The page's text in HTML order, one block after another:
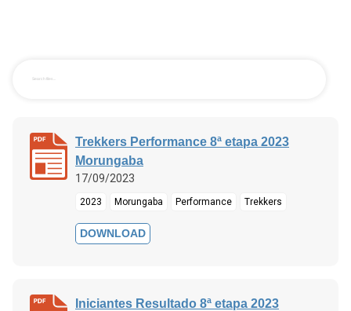
Trekkers Performance 8ª etapa 2023
Morungaba
17/09/2023
2023 Morungaba Performance Trekkers
DOWNLOAD
Iniciantes Resultado 8ª etapa 2023